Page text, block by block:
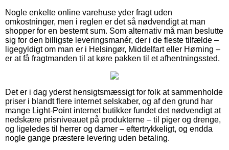
Nogle enkelte online varehuse yder fragt uden
omkostninger, men i reglen er det så nødvendigt at man
shopper for en bestemt sum. Som alternativ må man beslutte
sig for den billigste leveringsmanér, der i de fleste tilfælde –
ligegyldigt om man er i Helsingør, Middelfart eller Hørning –
er at få fragtmanden til at køre pakken til et afhentningssted.
Det er i dag yderst hensigtsmæssigt for folk at sammenholde
priser i blandt flere internet selskaber, og af den grund har
mange Light-Point internet butikker fundet det nødvendigt at
nedskære prisniveauet på produkterne – til piger og drenge,
og ligeledes til herrer og damer – eftertrykkeligt, og endda
nogle gange præstere levering uden betaling.